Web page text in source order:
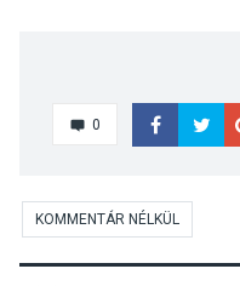
0
KOMMENTÁR NÉLKÜL